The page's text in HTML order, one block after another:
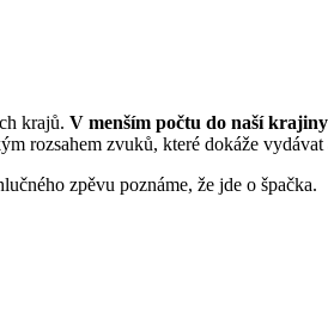
krajů. V menším počtu do naší
rozsahem zvuků, které dokáže
zpěvu poznáme, že jde o špačka.